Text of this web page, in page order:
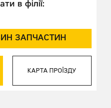
в філії:
ЗАПЧАСТИН
КАРТА ПРОЇЗДУ